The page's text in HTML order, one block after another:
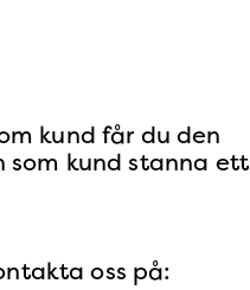
kund får du den
som kund stanna ett
oss på: